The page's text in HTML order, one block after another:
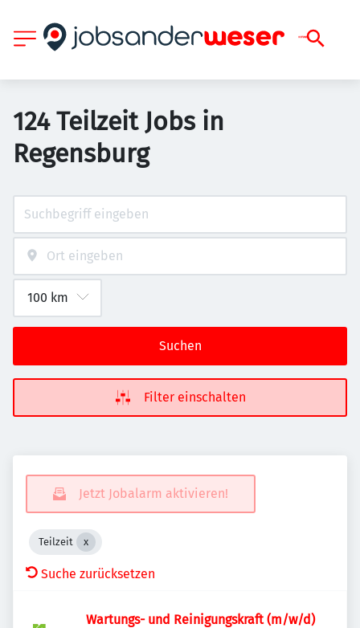
124 Teilzeit Jobs in
Regensburg
Suchen
Filter einschalten
Jetzt Jobalarm aktivieren!
Teilzeit
Suche zurücksetzen
Wartungs- und Reinigungskraft (m/w/d)